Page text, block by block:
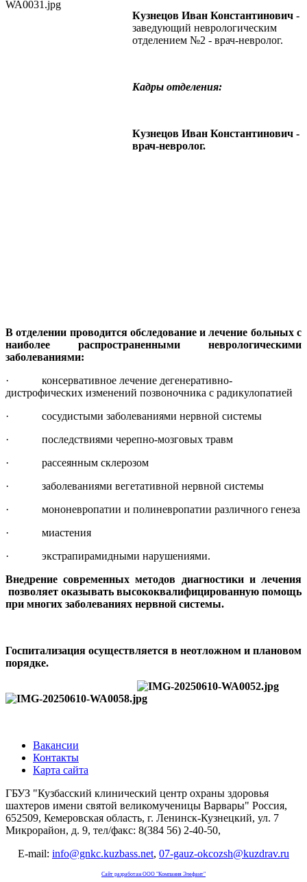
Кузнецов Иван Константинович -
заведующий неврологическим
отделением №2 - врач-невролог.
Кадры отделения:
Кузнецов Иван Константинович -
врач-невролог.
В отделении проводится обследование и лечение больных с
наиболее распространенными неврологическими
заболеваниями:
· консервативное лечение дегенеративно-
дистрофических изменений позвоночника с радикулопатией
· сосудистыми заболеваниями нервной системы
· последствиями черепно-мозговых травм
· рассеянным склерозом
· заболеваниями вегетативной нервной системы
· мононевропатии и полиневропатии различного генеза
· миастения
· экстрапирамидными нарушениями.
Внедрение современных методов диагностики и лечения
позволяет оказывать высококвалифицированную помощь
при многих заболеваниях нервной системы.
Госпитализация осуществляется в неотложном и плановом
порядке.
Вакансии
Контакты
Карта сайта
ГБУЗ "Кузбасский клинический центр охраны здоровья
шахтеров имени святой великомученицы Варвары" Россия,
652509, Кемеровская область, г. Ленинск-Кузнецкий, ул. 7
Микрорайон, д. 9, тел/факс: 8(384 56) 2-40-50,
E-mail: info@gnkc.kuzbass.net, 07-gauz-okcozsh@kuzdrav.ru
Сайт разработан OOO "Компания Элефант"